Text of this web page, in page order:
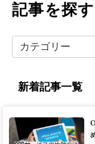
記事を探す
カテゴリー
新着記事一覧